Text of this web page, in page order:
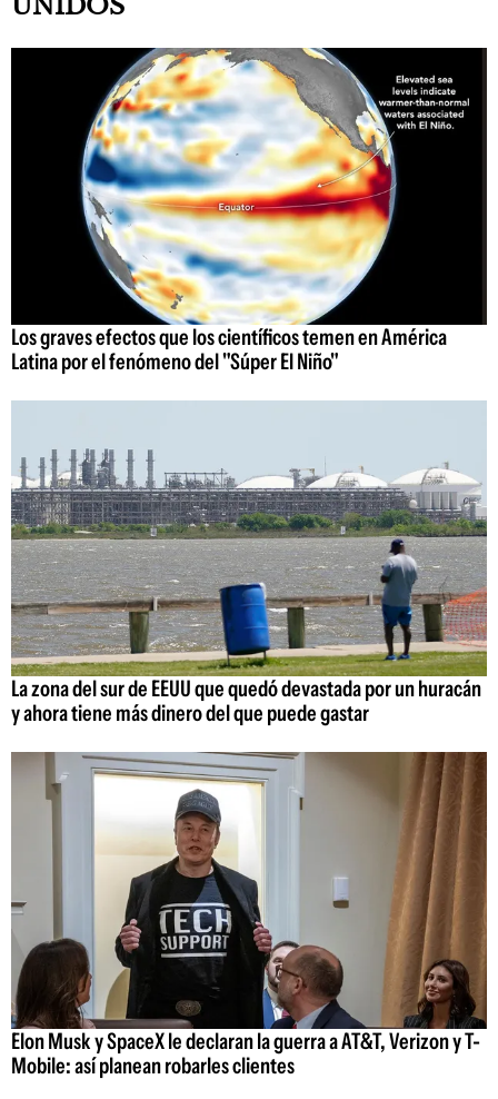
UNIDOS
Los graves efectos que los científicos temen en América
Latina por el fenómeno del "Súper El Niño"
La zona del sur de EEUU que quedó devastada por un huracán
y ahora tiene más dinero del que puede gastar
Elon Musk y SpaceX le declaran la guerra a AT&T, Verizon y T-
Mobile: así planean robarles clientes